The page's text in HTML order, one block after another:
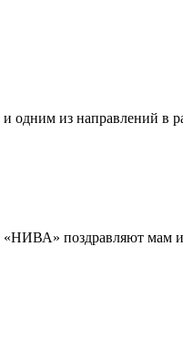
одним из направлений в
поздравляют мам